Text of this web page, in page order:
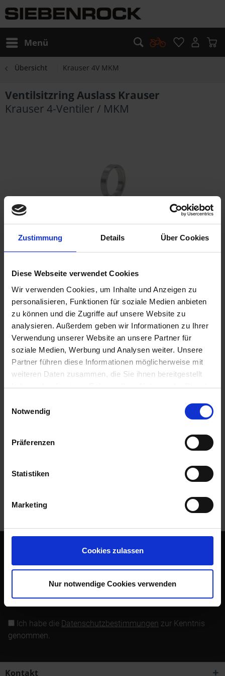
Zustimmung Details Über Cookies
Diese Webseite verwendet Cookies
Wir verwenden Cookies, um Inhalte und Anzeigen zu
personalisieren, Funktionen für soziale Medien anbieten
zu können und die Zugriffe auf unsere Website zu
analysieren. Außerdem geben wir Informationen zu Ihrer
Verwendung unserer Website an unsere Partner für
soziale Medien, Werbung und Analysen weiter. Unsere
Partner führen diese Informationen möglicherweise mit
weiteren Daten zusammen, die Sie ihnen bereitgestellt
haben oder die sie im Rahmen Ihrer Nutzung der Dienste
Cookies, wenn Sie unsere Webseite weiterhin nutzen.
Notwendig
Präferenzen
Statistiken
Marketing
Cookies zulassen
Nur notwendige Cookies verwenden
Menü
Übersicht Krauser 4V MKM
Ventilsitzring Auslass Krauser
Krauser 4-Ventiler / MKM
17,95 €
inkl. ges. USt.,zzgl. Versandkosten
Sofort versandfertig, Lieferzeit ca. 2-4 Werktage innerhalb
Deutschlands
In denWarenkorb
Merken Bewerten
Artikel Nr.: 11661103
Ersatzteil für BMW 2-Ventil Modelle mit Krauser 4-Ventil
Bewertungen
Kunden haben sich ebenfalls angesehen
Sie keine Neuigkeit oder Aktion mehr von Siebenrock.
Ich habe die Datenschutzbestimmungen zur Kenntnis
genommen.
Kontakt